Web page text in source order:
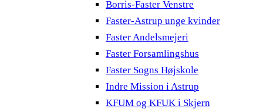
Borris-Faster Venstre
Faster-Astrup unge kvinder
Faster Andelsmejeri
Faster Forsamlingshus
Faster Sogns Højskole
Indre Mission i Astrup
KFUM og KFUK i Skjern